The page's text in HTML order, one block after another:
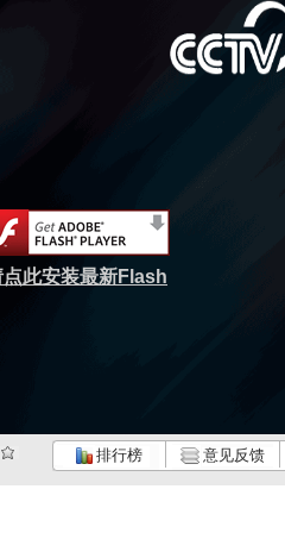
点此安装最新Flash
排行榜 意见反馈